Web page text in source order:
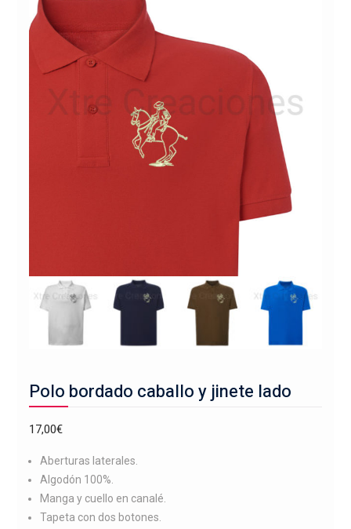
Polo bordado caballo y jinete lado
17,00€
Aberturas laterales.
Algodón 100%.
Manga y cuello en canalé.
Tapeta con dos botones.